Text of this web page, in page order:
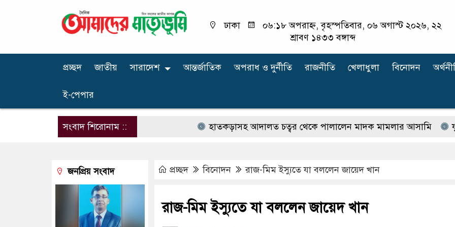
ঢাকা
০৬:১৮ অপরাহ্ন, বৃহস্পতিবার, ০৬ অগাস্ট ২০২৬, ২২
শ্রাবণ ১৪৩৩ বঙ্গাব্দ
প্রচ্ছদ জাতীয় সারাদেশ আন্তর্জাতিক অপরাধ ‍ও দুর্নীতি রাজনীতি খেলাধুলা বিনোদন
ই-পেপার
সংবাদ শিরোনাম :: হাতকড়াসহ আদালত চত্বর থেকে পালালেন মাদক মামলার আসামি
প্রচ্ছদ বিনোদন রাজ-মিম ইস্যুতে যা বললেন জায়েদ খান
রাজ-মিম ইস্যুতে যা বললেন জায়েদ খান
জনপ্রিয় সংবাদ